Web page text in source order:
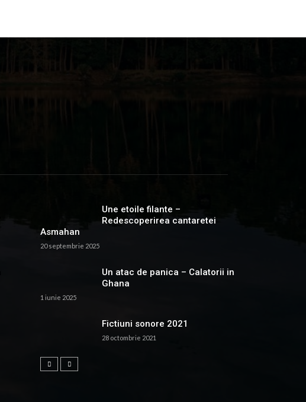
Une etoile filante –
Redescoperirea cantaretei
Asmahan
20 septembrie 2025
Un atac de panica – Calatorii in
Ghana
1 iunie 2025
Fictiuni sonore 2021
28 octombrie 2021